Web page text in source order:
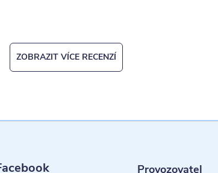
ZOBRAZIT VÍCE RECENZÍ
Provozovatel